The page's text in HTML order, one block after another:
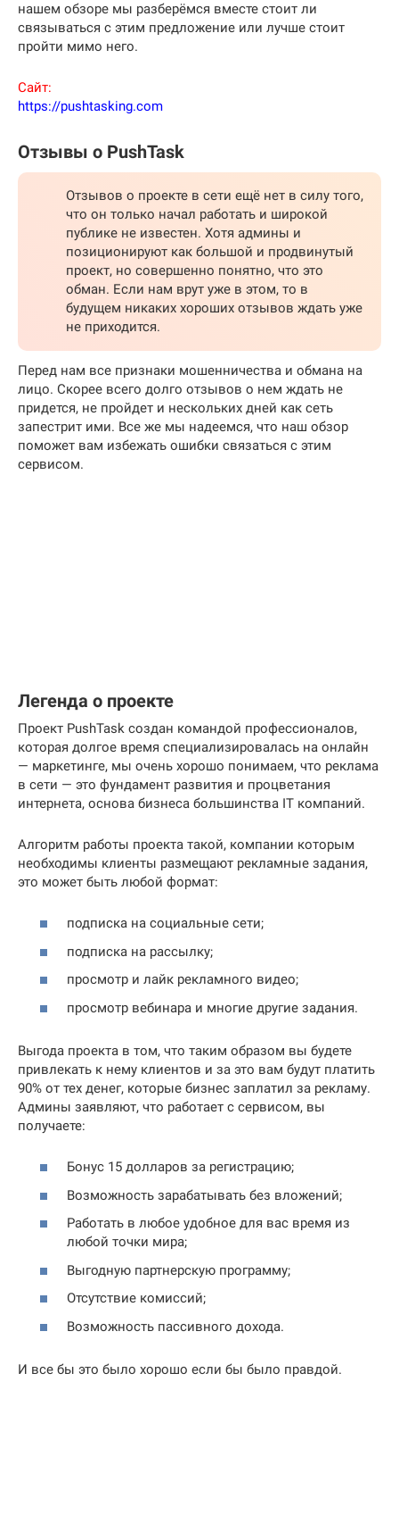
нашем обзоре мы разберёмся вместе стоит ли
связываться с этим предложение или лучше стоит
пройти мимо него.
Сайт:
https://pushtasking.com
Отзывы о PushTask
Отзывов о проекте в сети ещё нет в силу того,
что он только начал работать и широкой
публике не известен. Хотя админы и
позиционируют как большой и продвинутый
проект, но совершенно понятно, что это
обман. Если нам врут уже в этом, то в
будущем никаких хороших отзывов ждать уже
не приходится.
Перед нам все признаки мошенничества и обмана на
лицо. Скорее всего долго отзывов о нем ждать не
придется, не пройдет и нескольких дней как сеть
запестрит ими. Все же мы надеемся, что наш обзор
поможет вам избежать ошибки связаться с этим
сервисом.
Легенда о проекте
Проект PushTask создан командой профессионалов,
которая долгое время специализировалась на онлайн
— маркетинге, мы очень хорошо понимаем, что реклама
в сети — это фундамент развития и процветания
интернета, основа бизнеса большинства IT компаний.
Алгоритм работы проекта такой, компании которым
необходимы клиенты размещают рекламные задания,
это может быть любой формат:
подписка на социальные сети;
подписка на рассылку;
просмотр и лайк рекламного видео;
просмотр вебинара и многие другие задания.
Выгода проекта в том, что таким образом вы будете
привлекать к нему клиентов и за это вам будут платить
90% от тех денег, которые бизнес заплатил за рекламу.
Админы заявляют, что работает с сервисом, вы
получаете:
Бонус 15 долларов за регистрацию;
Возможность зарабатывать без вложений;
Работать в любое удобное для вас время из
любой точки мира;
Выгодную партнерскую программу;
Отсутствие комиссий;
Возможность пассивного дохода.
И все бы это было хорошо если бы было правдой.